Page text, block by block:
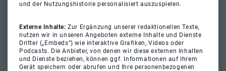
und der Nutzungshistorie personalisiert auszuspielen.
Externe Inhalte:Zur Ergänzung unserer redaktionellen Texte,
nutzen wir in unseren Angeboten externe Inhalte und Dienste
Dritter („Embeds“) wie interaktive Grafiken, Videos oder
Podcasts. Die Anbieter, von denen wir diese externen Inhalten
und Dienste beziehen, können ggf. Informationen auf Ihrem
Gerät speichern oder abrufen und Ihre personenbezogenen